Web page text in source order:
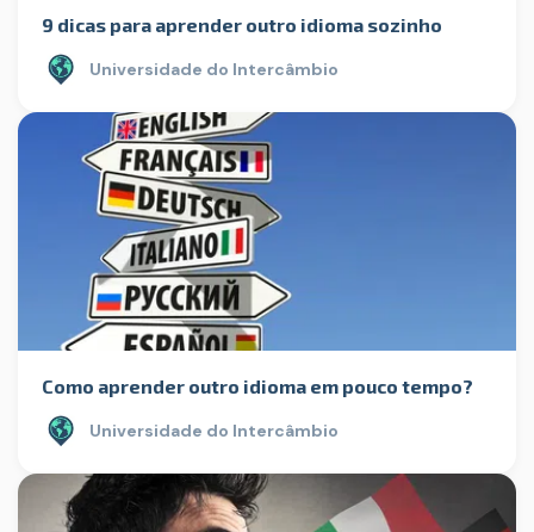
9 dicas para aprender outro idioma sozinho
Universidade do Intercâmbio
Como aprender outro idioma em pouco tempo?
Universidade do Intercâmbio